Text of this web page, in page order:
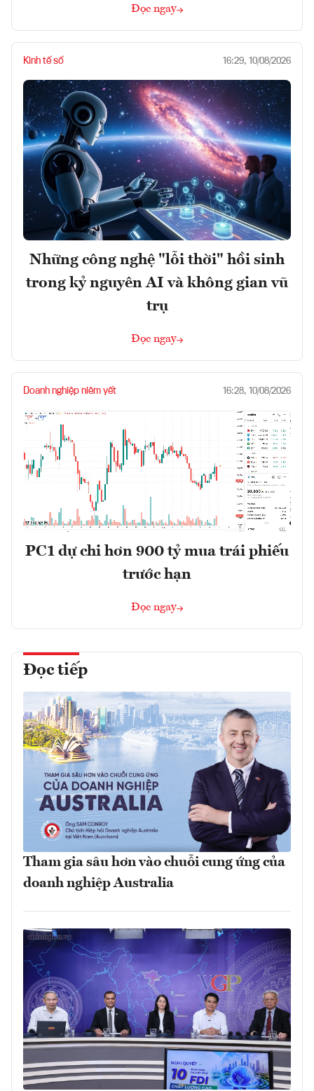
Đọc ngay
Kinh tế số 16:29, 10/08/2026
Những công nghệ "lỗi thời" hồi sinh
trong kỷ nguyên AI và không gian vũ
trụ
Đọc ngay
Doanh nghiệp niêm yết 16:28, 10/08/2026
PC1 dự chi hơn 900 tỷ mua trái phiếu
trước hạn
Đọc ngay
Đọc tiếp
Tham gia sâu hơn vào chuỗi cung ứng của
doanh nghiệp Australia